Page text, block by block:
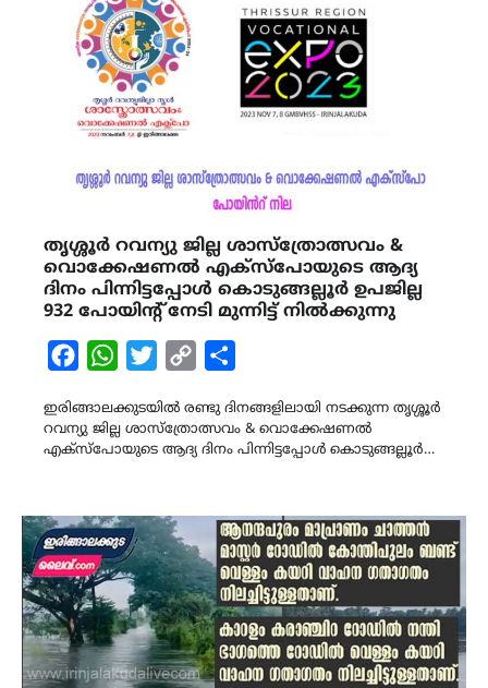
തൃശ്ശൂർ റവന്യു ജില്ല ശാസ്ത്രോത്സവം &
വൊക്കേഷണൽ എക്സ്പോയുടെ ആദ്യ
ദിനം പിന്നിട്ടപ്പോൾ കൊടുങ്ങല്ലൂർ ഉപജില്ല
932 പോയിന്റ് നേടി മുന്നിട്ട് നിൽക്കുന്നു
FacebookWhatsAppTwitterCopy
ഇരിങ്ങാലക്കുടയിൽ രണ്ടു ദിനങ്ങളിലായി നടക്കുന്ന തൃശ്ശൂർ
റവന്യു ജില്ല ശാസ്ത്രോത്സവം & വൊക്കേഷണൽ
എക്സ്പോയുടെ ആദ്യ ദിനം പിന്നിട്ടപ്പോൾ കൊടുങ്ങല്ലൂർ…